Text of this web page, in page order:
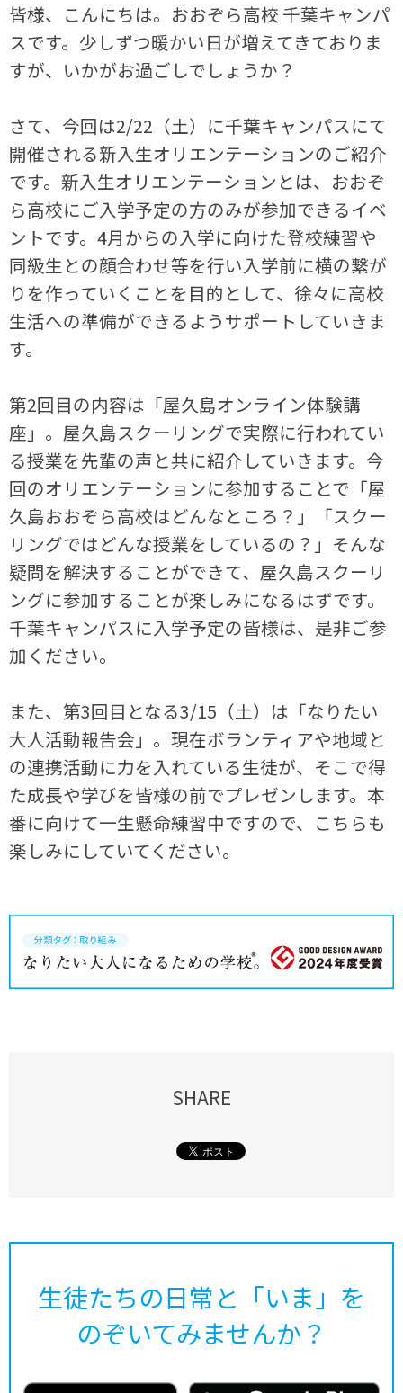
皆様、こんにちは。おおぞら高校 千葉キャンパ
スです。少しずつ暖かい日が増えてきておりま
すが、いかがお過ごしでしょうか？
さて、今回は2/22（土）に千葉キャンパスにて
開催される新入生オリエンテーションのご紹介
です。新入生オリエンテーションとは、おおぞ
ら高校にご入学予定の方のみが参加できるイベ
ントです。4月からの入学に向けた登校練習や
同級生との顔合わせ等を行い入学前に横の繋が
りを作っていくことを目的として、徐々に高校
生活への準備ができるようサポートしていきま
す。
第2回目の内容は「屋久島オンライン体験講
座」。屋久島スクーリングで実際に行われてい
る授業を先輩の声と共に紹介していきます。今
回のオリエンテーションに参加することで「屋
久島おおぞら高校はどんなところ？」「スクー
リングではどんな授業をしているの？」そんな
疑問を解決することができて、屋久島スクーリ
ングに参加することが楽しみになるはずです。
千葉キャンパスに入学予定の皆様は、是非ご参
加ください。
また、第3回目となる3/15（土）は「なりたい
大人活動報告会」。現在ボランティアや地域と
の連携活動に力を入れている生徒が、そこで得
た成長や学びを皆様の前でプレゼンします。本
番に向けて一生懸命練習中ですので、こちらも
楽しみにしていてください。
SHARE
生徒たちの日常と「いま」を
のぞいてみませんか？